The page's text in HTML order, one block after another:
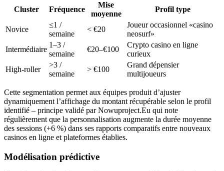
Cluster Fréquence
Mise
moyenne
Profil type
Novice
≤1 /
semaine
< €20
Joueur occasionnel «casino
neosurf»
Intermédiaire
1–3 /
semaine
€20–€100
Crypto casino en ligne
curieux
High‑roller
>3 /
semaine
> €100
Grand dépensier
multijoueurs
Cette segmentation permet aux équipes produit d’ajuster
dynamiquement l’affichage du montant récupérable selon le profil
identifié – principe validé par Nowuproject.Eu qui note
régulièrement que la personnalisation augmente la durée moyenne
des sessions (+6 %) dans ses rapports comparatifs entre nouveaux
casinos en ligne et plateformes établies.
Modélisation prédictive